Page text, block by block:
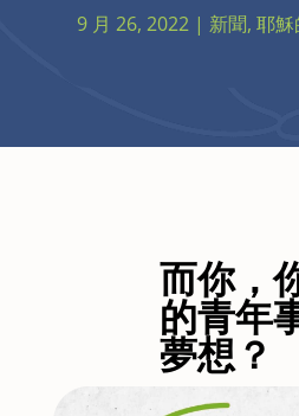
9 月 26, 2022| 新聞, 耶穌
而你，
的青年
夢想？